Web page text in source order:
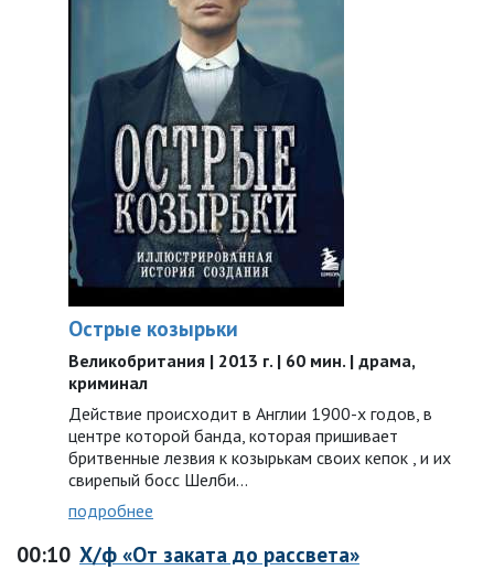
Острые козырьки
Великобритания | 2013 г. | 60 мин. | драма,
криминал
Действие происходит в Англии 1900-х годов, в
центре которой банда, которая пришивает
бритвенные лезвия к козырькам своих кепок , и их
свирепый босс Шелби…
подробнее
00:10 Х/ф «От заката до рассвета»